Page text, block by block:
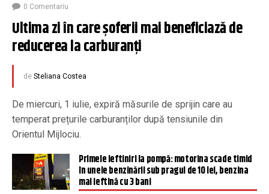
0 Comentariu
Ultima zi în care șoferii mai beneficiază de
reducerea la carburanți
de Steliana Costea
De miercuri, 1 iulie, expiră măsurile de sprijin care au
temperat prețurile carburanților după tensiunile din
Orientul Mijlociu.
Primele ieftiniri la pompă: motorina scade timid
în unele benzinării sub pragul de 10 lei, benzina
mai ieftină cu 3 bani